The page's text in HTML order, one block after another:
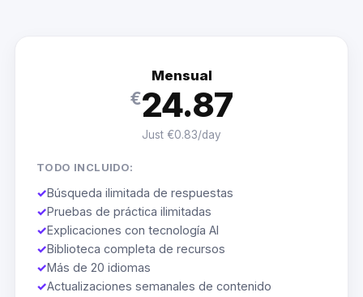
Mensual
€24.87
Just €0.83/day
TODO INCLUIDO:
✓Búsqueda ilimitada de respuestas
✓Pruebas de práctica ilimitadas
✓Explicaciones con tecnología AI
✓Biblioteca completa de recursos
✓Más de 20 idiomas
✓Actualizaciones semanales de contenido